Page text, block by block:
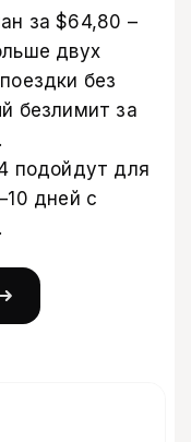
за $64,80 –
двух
без
безлимит за
подойдут для
дней с